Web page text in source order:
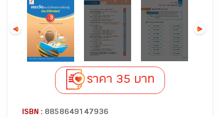
ราคา 35 บาท
ISBN : 8858649147936